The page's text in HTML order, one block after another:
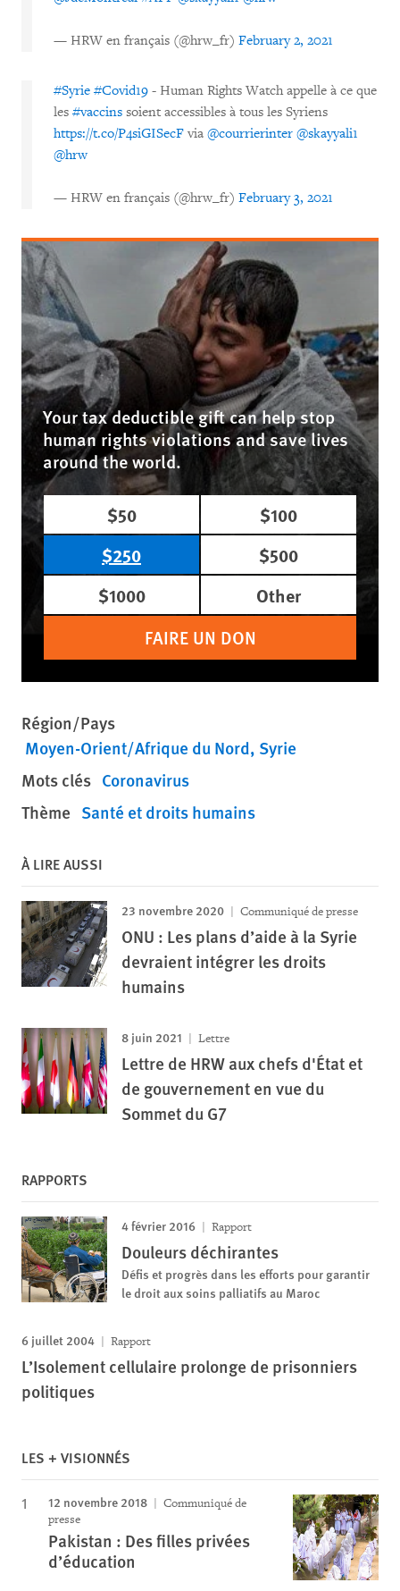
— HRW en français (@hrw_fr) February 2, 2021
#Syrie #Covid19 - Human Rights Watch appelle à ce que
les #vaccins soient accessibles à tous les Syriens
https://t.co/P4siGISecF via @courrierinter @skayyali1
@hrw
— HRW en français (@hrw_fr) February 3, 2021
Your tax deductible gift can help stop
human rights violations and save lives
around the world.
$50
$100
$250
$500
$1000
Other
FAIRE UN DON
Région/Pays
Moyen-Orient/Afrique du Nord Syrie
Mots clés Coronavirus
Thème Santé et droits humains
À LIRE AUSSI
23 novembre 2020 Communiqué de presse
ONU : Les plans d’aide à la Syrie
devraient intégrer les droits
humains
8 juin 2021 Lettre
Lettre de HRW aux chefs d'État et
de gouvernement en vue du
Sommet du G7
RAPPORTS
4 février 2016 Rapport
Douleurs déchirantes
Défis et progrès dans les efforts pour garantir
le droit aux soins palliatifs au Maroc
6 juillet 2004 Rapport
L’Isolement cellulaire prolonge de prisonniers
politiques
LES + VISIONNÉS
12 novembre 2018
Communiqué de
presse
Pakistan : Des filles privées
d’éducation